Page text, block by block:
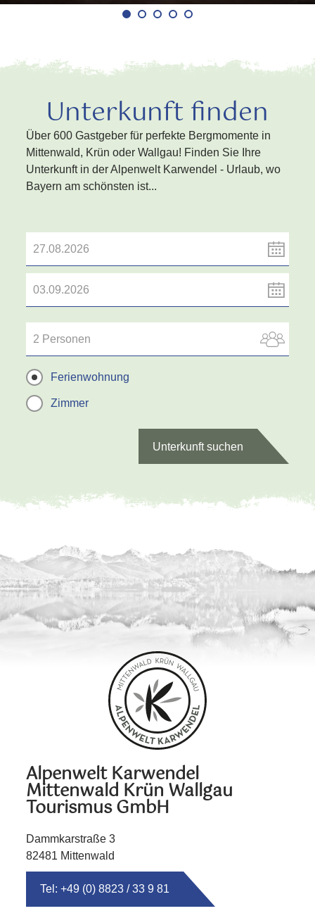
Unterkunft finden
Über 600 Gastgeber für perfekte Bergmomente in
Mittenwald, Krün oder Wallgau! Finden Sie Ihre
Unterkunft in der Alpenwelt Karwendel - Urlaub, wo
Bayern am schönsten ist...
2 Personen
Ferienwohnung
Zimmer
Unterkunft suchen
Alpenwelt Karwendel
Mittenwald Krün Wallgau
Tourismus GmbH
Dammkarstraße 3
82481 Mittenwald
Tel: +49 (0) 8823 / 33 9 81